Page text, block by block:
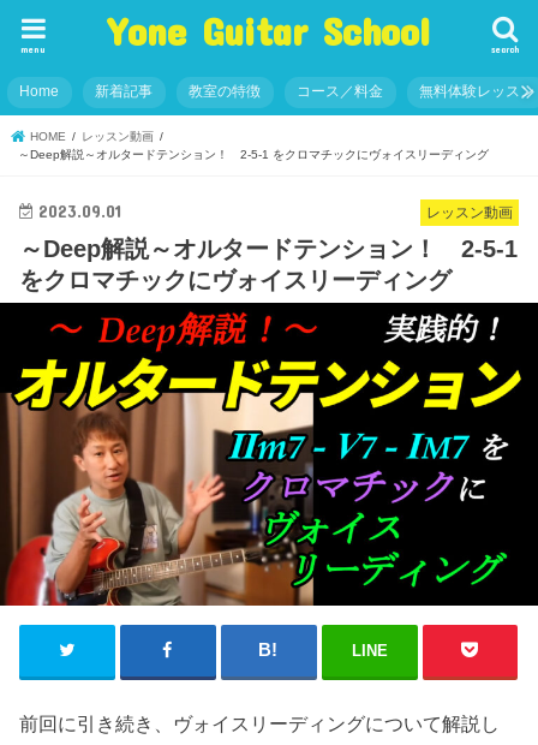
Yone Guitar School search
menu
Home 新着記事 教室の特徴 コース／料金 無料体験レッスン
HOME
レッスン動画
～Deep解説～オルタードテンション！ 2-5-1 をクロマチックにヴォイスリーディング
レッスン動画
2023.09.01
～Deep解説～オルタードテンション！ 2-5-1
をクロマチックにヴォイスリーディング
LINE
前回に引き続き、ヴォイスリーディングについて解説し